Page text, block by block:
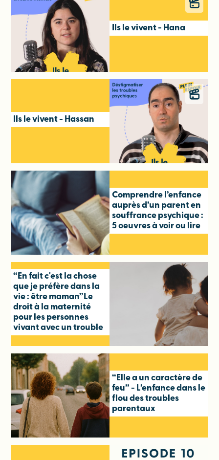
Ils le vivent - Hana
Ils le vivent - Hassan
Comprendre l’enfance
auprès d’un parent en
souffrance psychique :
5 oeuvres à voir ou lire
“En fait c'est la chose
que je préfère dans la
vie : être maman”Le
droit à la maternité
pour les personnes
vivant avec un trouble
“Elle a un caractère de
feu” - L’enfance dans le
flou des troubles
parentaux